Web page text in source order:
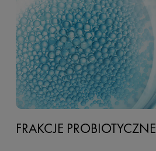
FRAKCJE PROBIOTYCZNE